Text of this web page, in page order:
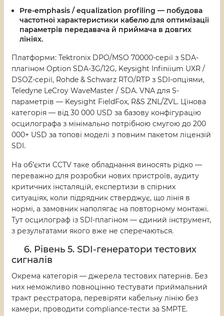
Pre-emphasis / equalization profiling — побудова
частотної характеристики кабелю для оптимізації
параметрів передавача й приймача в довгих
лініях.
Платформи: Tektronix DPO/MSO 70000-серії з SDA-
плагіном Option SDA-3G/12G, Keysight Infiniium UXR /
DSOZ-серії, Rohde & Schwarz RTO/RTP з SDI-опціями,
Teledyne LeCroy WaveMaster / SDA. VNA для S-
параметрів — Keysight FieldFox, R&S ZNL/ZVL. Цінова
категорія — від 30 000 USD за базову конфігурацію
осцилографа з мінімально потрібною смугою до 200
000+ USD за топові моделі з повним пакетом ліцензій
SDI.
На об’єкти CCTV таке обладнання виносять рідко —
переважно для розробки нових пристроїв, аудиту
критичних інсталяцій, експертизи в спірних
ситуаціях, коли підрядник стверджує, що лінія в
нормі, а замовник наполягає на повторному монтажі.
Тут осцилограф із SDI-плагіном — єдиний інструмент,
з результатами якого вже не сперечаються.
6. Рівень 5. SDI-генератори тестових
сигналів
Окрема категорія — джерела тестових патернів. Без
них неможливо повноцінно тестувати приймальний
тракт реєстратора, перевіряти кабельну лінію без
камери, проводити compliance-тести за SMPTE.